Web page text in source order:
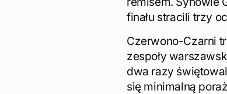
finału stracili trzy
Czerwono-Czarni
zespoły
dwa razy
się minimalną